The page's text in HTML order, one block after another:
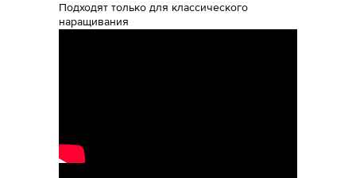
Подходят только для классического
наращивания